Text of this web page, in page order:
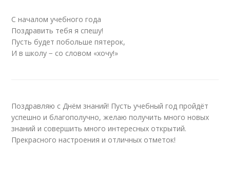
С началом учебного года
Поздравить тебя я спешу!
Пусть будет побольше пятерок,
И в школу − со словом «хочу!»
Поздравляю с Днём знаний! Пусть учебный год пройдёт
успешно и благополучно, желаю получить много новых
знаний и совершить много интересных открытий.
Прекрасного настроения и отличных отметок!